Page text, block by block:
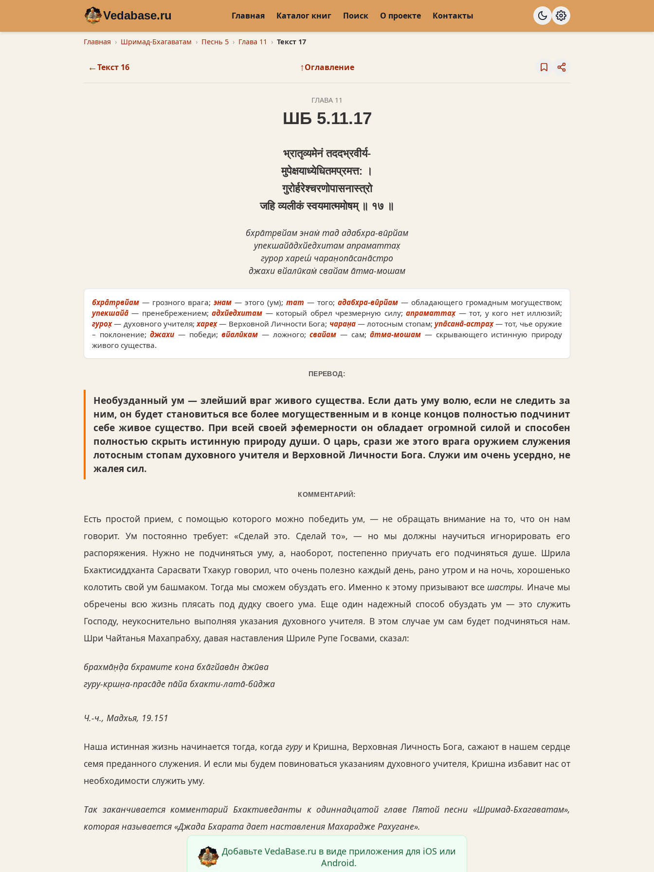
Vedabase.ru Главная Каталог книг Поиск О проекте Контакты
Главная Шримад-Бхагаватам Песнь 5 Глава 11 Текст 17
←Текст 16 ↑Оглавление
ГЛАВА 11
ШБ 5.11.17
भ्रातृव्यमेनं तददभ्रवीर्य-
मुपेक्षयाध्येधितमप्रमत्त: ।
गुरोर्हरेश्चरणोपासनास्त्रो
जहि व्यलीकं स्वयमात्ममोषम् ॥ १७ ॥
бхра̄тр̣вйам энам̇ тад адабхра-вӣрйам
упекшайа̄дхйедхитам апраматтах̣
гурор хареш́ чаран̣опа̄сана̄стро
джахи вйалӣкам̇ свайам а̄тма-мошам
бхра̄тр̣вйам — грозного врага; энам — этого (ум); тат — того; адабхра-вӣрйам — обладающего громадным могуществом;
упекшайа̄ — пренебрежением;адхйедхитам — который обрел чрезмерную силу;апраматтах̣— тот, у кого нет иллюзий;
гурох̣— духовного учителя;харех̣— Верховной Личности Бога; чаран̣а— лотосным стопам; упа̄сана̄-астрах̣— тот, чье оружие
– поклонение;джахи — победи;вйалӣкам — ложного;свайам — сам;а̄тма-мошам — скрывающего истинную природу
живого существа.
ПЕРЕВОД:
Необузданный ум — злейший враг живого существа. Если дать уму волю, если не следить за
ним, он будет становиться все более могущественным и в конце концов полностью подчинит
себе живое существо. При всей своей эфемерности он обладает огромной силой и способен
полностью скрыть истинную природу души. О царь, срази же этого врага оружием служения
лотосным стопам духовного учителя и Верховной Личности Бога. Служи им очень усердно, не
жалея сил.
КОММЕНТАРИЙ:
Есть простой прием, с помощью которого можно победить ум, — не обращать внимание на то, что он нам
говорит. Ум постоянно требует: «Сделай это. Сделай то», — но мы должны научиться игнорировать его
распоряжения. Нужно не подчиняться уму, а, наоборот, постепенно приучать его подчиняться душе. Шрила
Бхактисиддханта Сарасвати Тхакур говорил, что очень полезно каждый день, рано утром и на ночь, хорошенько
колотить свой ум башмаком. Тогда мы сможем обуздать его. Именно к этому призывают все шастры. Иначе мы
обречены всю жизнь плясать под дудку своего ума. Еще один надежный способ обуздать ум — это служить
Господу, неукоснительно выполняя указания духовного учителя. В этом случае ум сам будет подчиняться нам.
Шри Чайтанья Махапрабху, давая наставления Шриле Рупе Госвами, сказал:
брахма̄н̣д̣а бхрамите кона бха̄гйава̄н джӣва
гуру-кр̣шн̣а-праса̄де па̄йа бхакти-лата̄-бӣджа
Ч.-ч., Мадхья, 19.151
Наша истинная жизнь начинается тогда, когда гуруи Кришна, Верховная Личность Бога, сажают в нашем сердце
семя преданного служения. И если мы будем повиноваться указаниям духовного учителя, Кришна избавит нас от
необходимости служить уму.
Так заканчивается комментарий Бхактиведанты к одиннадцатой главе Пятой песни «Шримад-Бхагаватам»,
которая называется «Джада Бхарата дает наставления Махарадже Рахугане».
Добавьте VedaBase.ru в виде приложения для iOS или
Android.